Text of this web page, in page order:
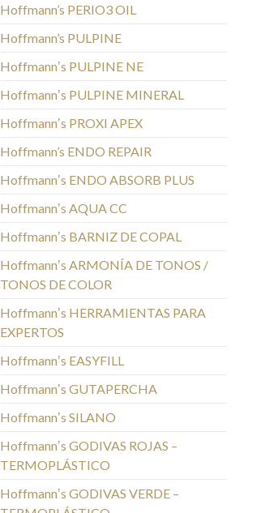
Hoffmann’s PERIO3 OIL
Hoffmann’s PULPINE
Hoffmannʼs PULPINE NE
Hoffmannʼs PULPINE MINERAL
Hoffmannʼs PROXI APEX
Hoffmann’s ENDO REPAIR
Hoffmannʼs ENDO ABSORB PLUS
Hoffmannʼs AQUA CC
Hoffmannʼs BARNIZ DE COPAL
Hoffmannʼs ARMONÍA DE TONOS /
TONOS DE COLOR
Hoffmannʼs HERRAMIENTAS PARA
EXPERTOS
Hoffmannʼs EASYFILL
Hoffmannʼs GUTAPERCHA
Hoffmannʼs SILANO
Hoffmannʼs GODIVAS ROJAS –
TERMOPLÁSTICO
Hoffmannʼs GODIVAS VERDE –